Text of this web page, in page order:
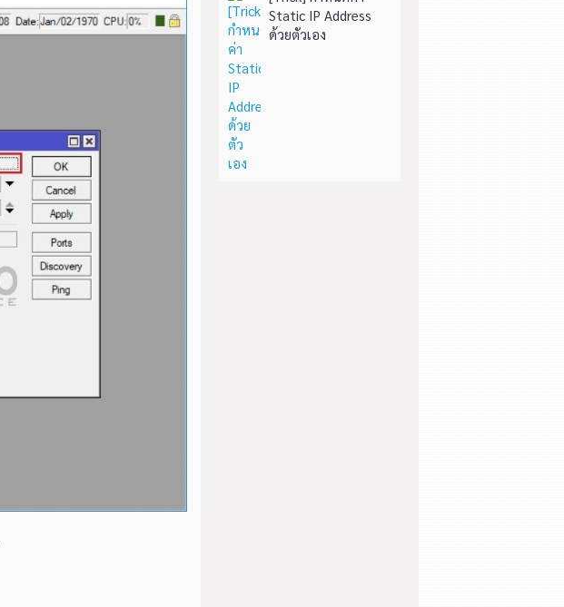
Static IP Address
ด้วยตัวเอง